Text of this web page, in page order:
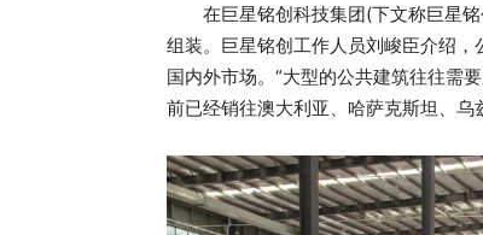
在巨星铭创科技集团(下文称巨星铭
组装。巨星铭创工作人员刘峻臣介绍
国内外市场。“大型的公共建筑往往需
前已经销往澳大利亚、哈萨克斯坦、乌